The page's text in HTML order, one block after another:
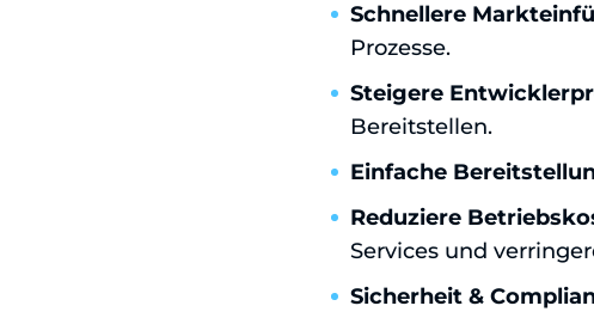
Schnellere
Prozesse.
Steigere
Bereitstellen.
Einfache
Reduziere
Services und
Sicherheit &